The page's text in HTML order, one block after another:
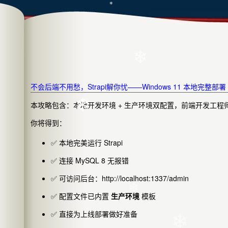
不会后端不用愁，Strapi解你忧——Windows 11 本地完整部
本攻略包含：本地开发环境 + 生产环境双配置，前端开发工程
你将得到：
✅ 本地完美运行 Strapi
✅ 连接 MySQL 8 无报错
✅ 可访问后台： http://localhost:1337/admin
✅ 配置文件已内置 生产环境 模板
✅ 直接为上线部署做好准备
❄
❄
❄